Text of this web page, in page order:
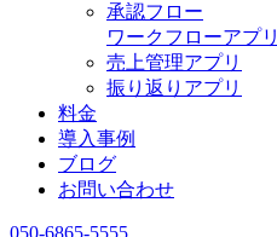
承認フロー
ワークフローアプリ
売上管理アプリ
振り返りアプリ
料金
導入事例
ブログ
お問い合わせ
050-6865-5555